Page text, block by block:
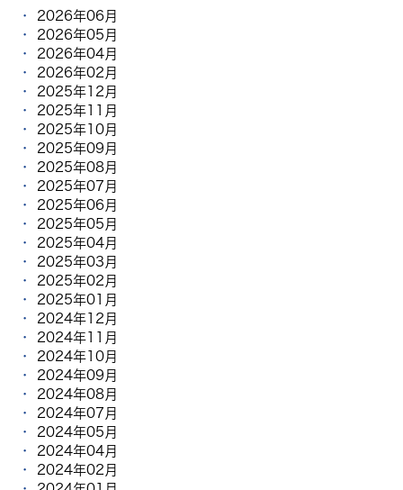
2026年06月
2026年05月
2026年04月
2026年02月
2025年12月
2025年11月
2025年10月
2025年09月
2025年08月
2025年07月
2025年06月
2025年05月
2025年04月
2025年03月
2025年02月
2025年01月
2024年12月
2024年11月
2024年10月
2024年09月
2024年08月
2024年07月
2024年05月
2024年04月
2024年02月